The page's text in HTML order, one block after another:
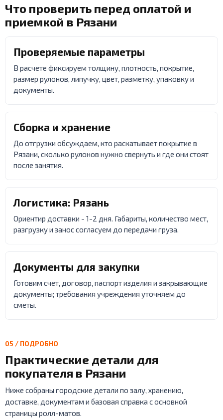
Что проверить перед оплатой и
приемкой в Рязани
Проверяемые параметры
В расчете фиксируем толщину, плотность, покрытие,
размер рулонов, липучку, цвет, разметку, упаковку и
документы.
Сборка и хранение
До отгрузки обсуждаем, кто раскатывает покрытие в
Рязани, сколько рулонов нужно свернуть и где они стоят
после занятия.
Логистика: Рязань
Ориентир доставки - 1-2 дня. Габариты, количество мест,
разгрузку и занос согласуем до передачи груза.
Документы для закупки
Готовим счет, договор, паспорт изделия и закрывающие
документы; требования учреждения уточняем до
сметы.
05 / ПОДРОБНО
Практические детали для
покупателя в Рязани
Ниже собраны городские детали по залу, хранению,
доставке, документам и базовая справка с основной
страницы ролл-матов.